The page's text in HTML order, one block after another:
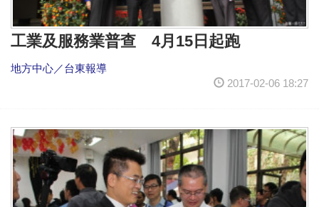
工業及服務業普查 4月15日起跑
地方中心／台東報導
2017-02-06 18:27